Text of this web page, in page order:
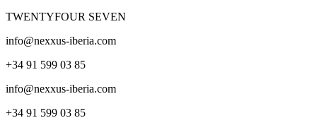
TWENTYFOUR SEVEN
info@nexxus-iberia.com
+34 91 599 03 85
info@nexxus-iberia.com
+34 91 599 03 85